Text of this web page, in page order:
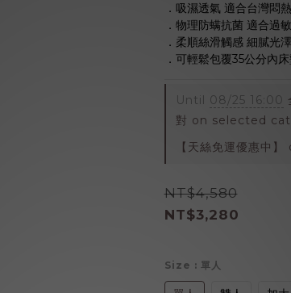
．吸濕透氣 適合台灣悶
．物理防螨抗菌 適合過
．柔順絲滑觸感 細膩光澤
．可輕鬆包覆35公分內
Until 08/25 16:00
對 on selected
【天絲免運優惠
NT$4,580
NT$3,280
Size : 單人